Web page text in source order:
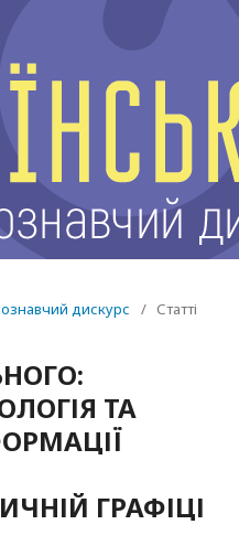
дискурс
/ Статті
ТА
ГРАФІЦІ